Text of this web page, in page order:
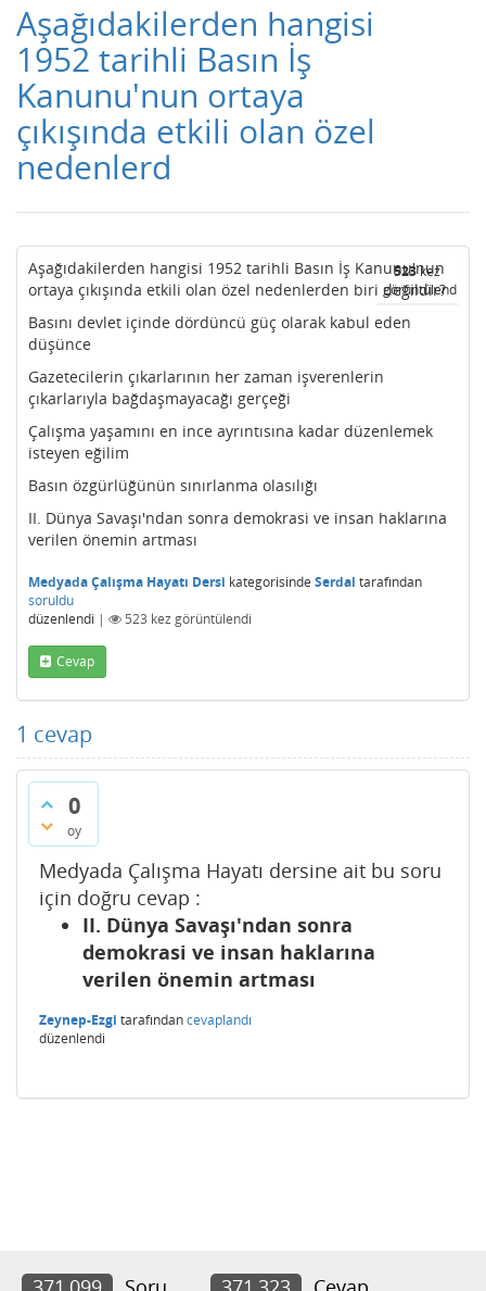
Aşağıdakilerden hangisi
1952 tarihli Basın İş
Kanunu'nun ortaya
çıkışında etkili olan özel
nedenlerd
523kez
görüntülendi
Aşağıdakilerden hangisi 1952 tarihli Basın İş Kanunu'nun
ortaya çıkışında etkili olan özel nedenlerden biri değildir?
Basını devlet içinde dördüncü güç olarak kabul eden
düşünce
Gazetecilerin çıkarlarının her zaman işverenlerin
çıkarlarıyla bağdaşmayacağı gerçeği
Çalışma yaşamını en ince ayrıntısına kadar düzenlemek
isteyen eğilim
Basın özgürlüğünün sınırlanma olasılığı
II. Dünya Savaşı'ndan sonra demokrasi ve insan haklarına
verilen önemin artması
Medyada Çalışma Hayatı Dersi kategorisinde Serdal tarafından
soruldu
düzenlendi | 523 kez görüntülendi
Cevap
1 cevap
0
oy
Medyada Çalışma Hayatı dersine ait bu soru
için doğru cevap :
II. Dünya Savaşı'ndan sonra
demokrasi ve insan haklarına
verilen önemin artması
Zeynep-Ezgi tarafındancevaplandı
düzenlendi